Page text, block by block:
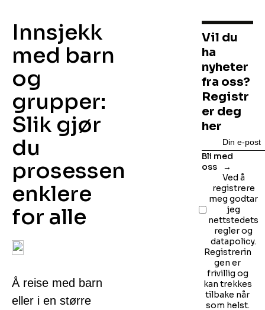
Innsjekk
med barn
og
grupper:
Slik gjør
du
prosessen
enklere
for alle
Å reise med barn
eller i en større
Vil du
ha
nyheter
fra oss?
Registr
er deg
her
Bli med
oss
Ved å
registrere
meg godtar
jeg
nettstedets
regler og
datapolicy.
Registrerin
gen er
frivillig og
kan trekkes
tilbake når
som helst.